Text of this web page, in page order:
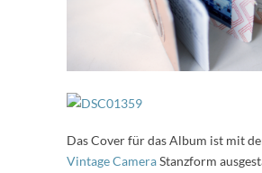
Das Cover für das Album ist mit
Vintage CameraStanzform